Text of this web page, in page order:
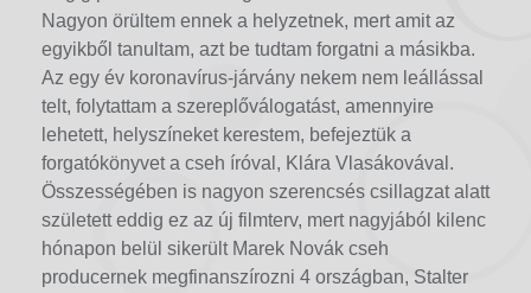
Nagyon örültem ennek a helyzetnek, mert amit az
egyikből tanultam, azt be tudtam forgatni a másikba.
Az egy év koronavírus-járvány nekem nem leállással
telt, folytattam a szereplőválogatást, amennyire
lehetett, helyszíneket kerestem, befejeztük a
forgatókönyvet a cseh íróval, Klára Vlasákovával.
Összességében is nagyon szerencsés csillagzat alatt
született eddig ez az új filmterv, mert nagyjából kilenc
hónapon belül sikerült Marek Novák cseh
producernek megfinanszírozni 4 országban, Stalter